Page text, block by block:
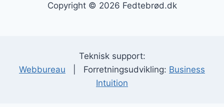
Copyright © 2026 Fedtebrød.dk
Teknisk support:
Webbureau | Forretningsudvikling: Business
Intuition